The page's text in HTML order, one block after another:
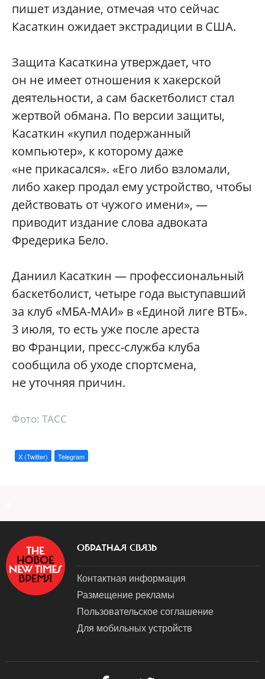
пишет издание, отмечая что сейчас
Касаткин ожидает экстрадиции в США.
Защита Касаткина утверждает, что
он не имеет отношения к хакерской
деятельности, а сам баскетболист стал
жертвой обмана. По версии защиты,
Касаткин «купил подержанный
компьютер», к которому даже
«не прикасался». «Его либо взломали,
либо хакер продал ему устройство, чтобы
действовать от чужого имени», —
приводит издание слова адвоката
Фредерика Бело.
Даниил Касаткин — профессиональный
баскетболист, четыре года выступавший
за клуб «МБА-МАИ» в «Единой лиге ВТБ».
3 июля, то есть уже после ареста
во Франции, пресс-служба клуба
сообщила об уходе спортсмена,
не уточняя причин.
Фото: ТАСС
X (Twitter) Telegram
ОБРАТНАЯ СВЯЗЬ
Контактная информация
Размещение рекламы
Пользовательское соглашение
Для мобильных устройств